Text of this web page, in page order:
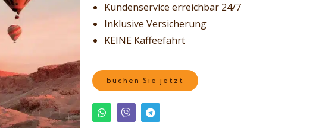
Kundenservice erreichbar 24/7
Inklusive Versicherung
KEINE Kaffeefahrt
buchen Sie jetzt